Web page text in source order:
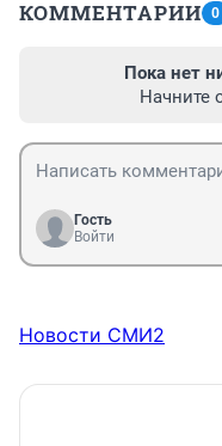
КОММЕНТАРИИ 0
Пока нет
Начните
Гость
Войти
Новости СМИ2